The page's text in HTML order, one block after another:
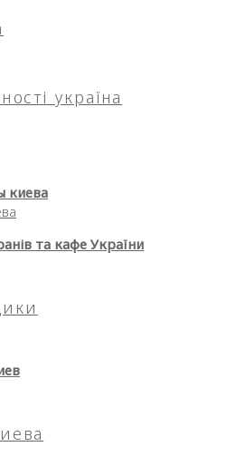
україна
киева
та кафе України